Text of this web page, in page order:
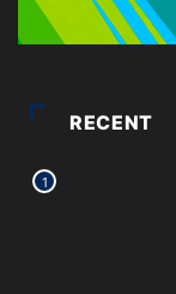
RECENT
1